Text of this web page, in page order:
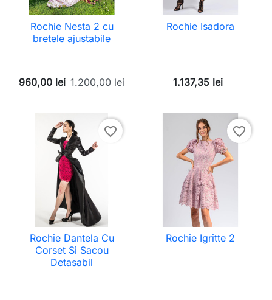
Rochie Nesta 2 cu
bretele ajustabile
960,00 lei 1.200,00 lei
Rochie Isadora
1.137,35 lei
favorite_border
Rochie Dantela Cu
Corset Si Sacou
Detasabil
favorite_border
Rochie Igritte 2